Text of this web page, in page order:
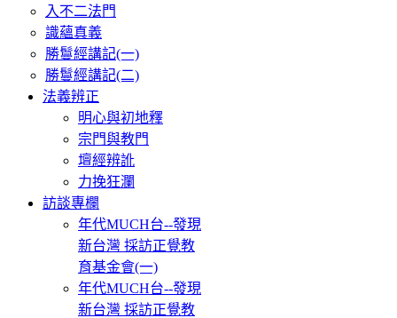
入不二法門
識蘊真義
勝鬘經講記(一)
勝鬘經講記(二)
法義辨正
明心與初地釋
宗門與教門
壇經辨訛
力挽狂瀾
訪談專欄
年代MUCH台--發現
新台灣 採訪正覺教
育基金會(一)
年代MUCH台--發現
新台灣 採訪正覺教